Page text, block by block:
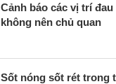
Cảnh báo các vị trí
không nên chủ quan
Sốt nóng sốt rét trong